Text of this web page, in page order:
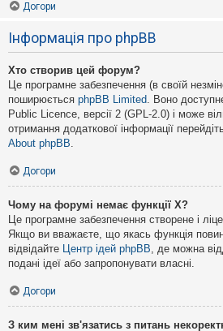
Догори
Інформація про phpBB
Хто створив цей форум?
Це програмне забезпечення (в своїй
поширюється phpBB Limited. Воно
Public Licence, версії 2 (GPL-2.0) і може
отримання додаткової інформації
About phpBB.
Догори
Чому на форумі немає функції X?
Це програмне забезпечення створене і
Якщо ви вважаєте, що якась функція
відвідайте Центр ідей phpBB, де можна
подані ідеї або запропонувати власні.
Догори
З ким мені зв'язатись з питань